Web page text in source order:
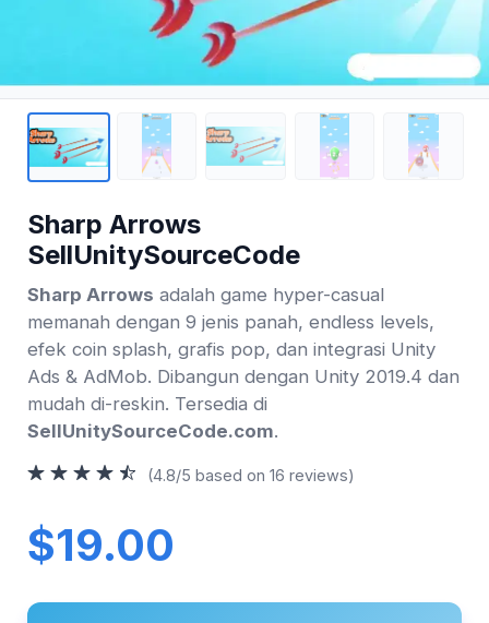
Sharp Arrows
SellUnitySourceCode
Sharp Arrows adalah game hyper-casual
memanah dengan 9 jenis panah, endless levels,
efek coin splash, grafis pop, dan integrasi Unity
Ads & AdMob. Dibangun dengan Unity 2019.4 dan
mudah di-reskin. Tersedia di
SellUnitySourceCode.com.
(4.8/5 based on 16 reviews)
$19.00